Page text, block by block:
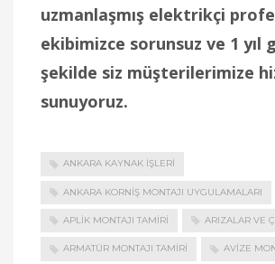
uzmanlaşmış elektrikçi
ekibimizce sorunsuz ve 1 yıl
şekilde siz müşterilerimize
sunuyoruz.
ANKARA KAYNAK İŞLERI
ANKARA KORNIŞ MONTAJI UYGULAMALARI
APLIK MONTAJI TAMIRI ARIZALAR VE
ARMATÜR MONTAJI TAMIRI AVIZE